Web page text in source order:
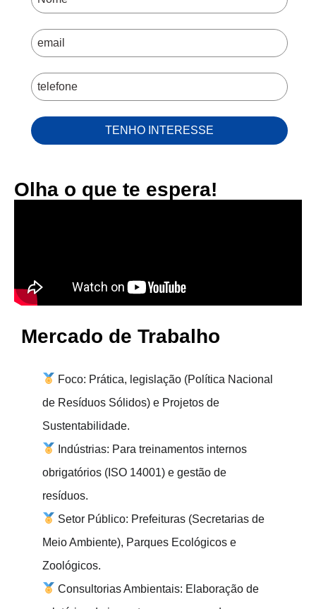
TENHO INTERESSE
Olha o que te espera!
Mercado de Trabalho
Foco: Prática, legislação (Política Nacional
de Resíduos Sólidos) e Projetos de
Sustentabilidade.
Indústrias: Para treinamentos internos
obrigatórios (ISO 14001) e gestão de
resíduos.
Setor Público: Prefeituras (Secretarias de
Meio Ambiente), Parques Ecológicos e
Zoológicos.
Consultorias Ambientais: Elaboração de